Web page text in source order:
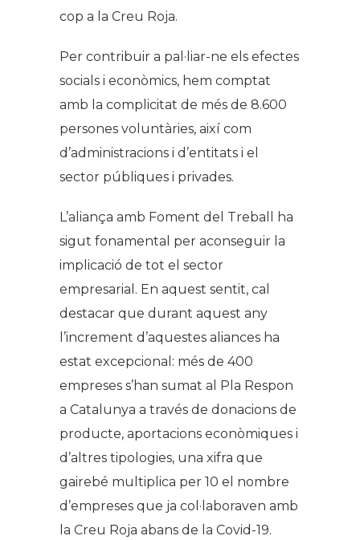
cop a la Creu Roja.
Per contribuir a pal·liar-ne els efec­tes
socials i econò­mics, hem comptat
amb la complicitat de més de 8.600
persones voluntàries, així com
d’administracions i d’entitats i el
sector públiques i privades.
L’aliança amb Foment del Treball ha
sigut fonamental per aconseguir la
implicació de tot el sector
empresarial. En aquest sentit, cal
destacar que durant aquest any
l’increment d’aquestes aliances ha
estat excepcional: més de 400
empreses s’han sumat al Pla Respon
a Catalunya a través de donacions de
producte, aportacions econòmiques i
d’altres tipologies, una xifra que
gairebé multiplica per 10 el nombre
d’empreses que ja col·laboraven amb
la Creu Roja abans de la Covid-19.